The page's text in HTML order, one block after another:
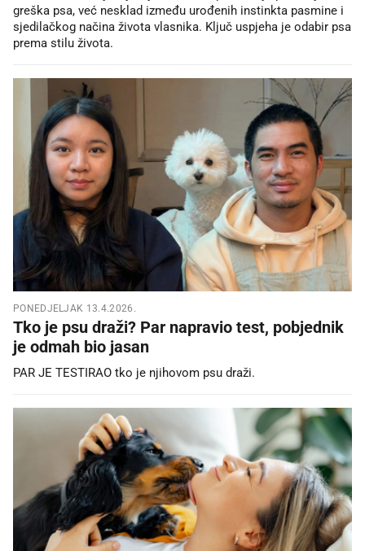
greška psa, već nesklad između urođenih instinkta pasmine i
sjedilačkog načina života vlasnika. Ključ uspjeha je odabir psa
prema stilu života.
PONEDJELJAK 13.4.2026.
Tko je psu draži? Par napravio test, pobjednik
je odmah bio jasan
PAR JE TESTIRAO tko je njihovom psu draži.